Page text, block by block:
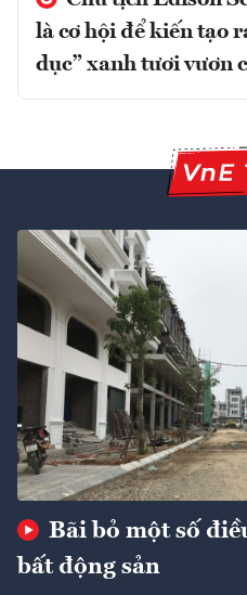
là cơ hội để kiến tạo
dục” xanh tươi vươn
Bãi bỏ một số
bất động sản